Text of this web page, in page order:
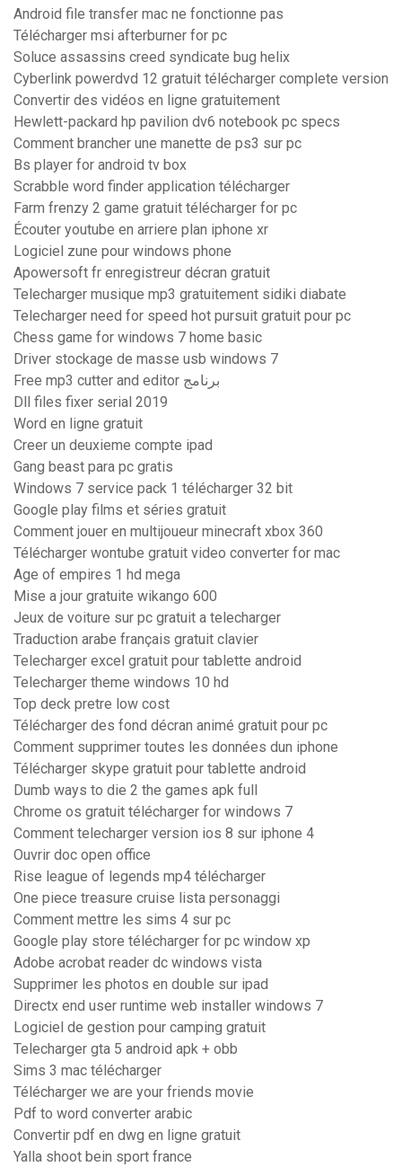
Android file transfer mac ne fonctionne pas
Télécharger msi afterburner for pc
Soluce assassins creed syndicate bug helix
Cyberlink powerdvd 12 gratuit télécharger complete version
Convertir des vidéos en ligne gratuitement
Hewlett-packard hp pavilion dv6 notebook pc specs
Comment brancher une manette de ps3 sur pc
Bs player for android tv box
Scrabble word finder application télécharger
Farm frenzy 2 game gratuit télécharger for pc
Écouter youtube en arriere plan iphone xr
Logiciel zune pour windows phone
Apowersoft fr enregistreur décran gratuit
Telecharger musique mp3 gratuitement sidiki diabate
Telecharger need for speed hot pursuit gratuit pour pc
Chess game for windows 7 home basic
Driver stockage de masse usb windows 7
Free mp3 cutter and editor برنامج
Dll files fixer serial 2019
Word en ligne gratuit
Creer un deuxieme compte ipad
Gang beast para pc gratis
Windows 7 service pack 1 télécharger 32 bit
Google play films et séries gratuit
Comment jouer en multijoueur minecraft xbox 360
Télécharger wontube gratuit video converter for mac
Age of empires 1 hd mega
Mise a jour gratuite wikango 600
Jeux de voiture sur pc gratuit a telecharger
Traduction arabe français gratuit clavier
Telecharger excel gratuit pour tablette android
Telecharger theme windows 10 hd
Top deck pretre low cost
Télécharger des fond décran animé gratuit pour pc
Comment supprimer toutes les données dun iphone
Télécharger skype gratuit pour tablette android
Dumb ways to die 2 the games apk full
Chrome os gratuit télécharger for windows 7
Comment telecharger version ios 8 sur iphone 4
Ouvrir doc open office
Rise league of legends mp4 télécharger
One piece treasure cruise lista personaggi
Comment mettre les sims 4 sur pc
Google play store télécharger for pc window xp
Adobe acrobat reader dc windows vista
Supprimer les photos en double sur ipad
Directx end user runtime web installer windows 7
Logiciel de gestion pour camping gratuit
Telecharger gta 5 android apk + obb
Sims 3 mac télécharger
Télécharger we are your friends movie
Pdf to word converter arabic
Convertir pdf en dwg en ligne gratuit
Yalla shoot bein sport france